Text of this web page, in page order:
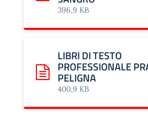
396,9 KB
Scarica: LIBRI DI TESTO
LIBRI DI TESTO
PROFESSIONALE
PELIGNA
400,9 KB